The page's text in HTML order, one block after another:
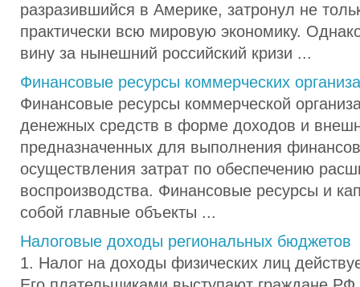
разразившийся в Америке, затронул не
практически всю мировую экономику.
вину за нынешний российский кризи ...
Финансовые ресурсы коммерческих
Финансовые ресурсы коммерческой
денежных средств в форме доходов и
предназначенных для выполнения
осуществления затрат по обеспечению
воспроизводства. Финансовые ресурсы и
собой главные объекты ...
Налоговые доходы региональных бюджетов
1. Налог на доходы физических лиц